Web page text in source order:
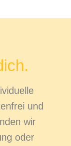
und
wir
oder